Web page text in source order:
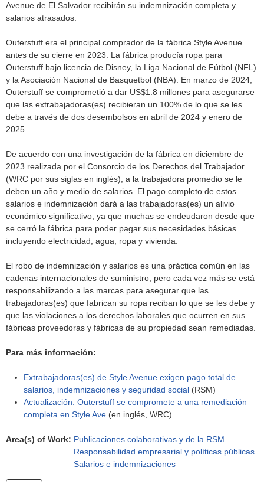
Avenue de El Salvador recibirán su indemnización completa y
salarios atrasados.
Outerstuff era el principal comprador de la fábrica Style Avenue
antes de su cierre en 2023. La fábrica producía ropa para
Outerstuff bajo licencia de Disney, la Liga Nacional de Fútbol (NFL)
y la Asociación Nacional de Basquetbol (NBA). En marzo de 2024,
Outerstuff se comprometió a dar US$1.8 millones para asegurarse
que las extrabajadoras(es) recibieran un 100% de lo que se les
debe a través de dos desembolsos en abril de 2024 y enero de
2025.
De acuerdo con una investigación de la fábrica en diciembre de
2023 realizada por el Consorcio de los Derechos del Trabajador
(WRC por sus siglas en inglés), a la trabajadora promedio se le
deben un año y medio de salarios. El pago completo de estos
salarios e indemnización dará a las trabajadoras(es) un alivio
económico significativo, ya que muchas se endeudaron desde que
se cerró la fábrica para poder pagar sus necesidades básicas
incluyendo electricidad, agua, ropa y vivienda.
El robo de indemnización y salarios es una práctica común en las
cadenas internacionales de suministro, pero cada vez más se está
responsabilizando a las marcas para asegurar que las
trabajadoras(es) que fabrican su ropa reciban lo que se les debe y
que las violaciones a los derechos laborales que ocurren en sus
fábricas proveedoras y fábricas de su propiedad sean remediadas.
Para más información:
Extrabajadoras(es) de Style Avenue exigen pago total de
salarios, indemnizaciones y seguridad social (RSM)
Actualización: Outerstuff se compromete a una remediación
completa en Style Ave (en inglés, WRC)
Area(s) of Work: Publicaciones colaborativas y de la RSM
Responsabilidad empresarial y políticas públicas
Salarios e indemnizaciones